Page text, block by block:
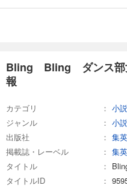
Bling Bling ダンス部
報
カテゴリ
小
ジャンル
小説
出版社
集
掲載誌・レーベル
集
タイトル
タイトルID